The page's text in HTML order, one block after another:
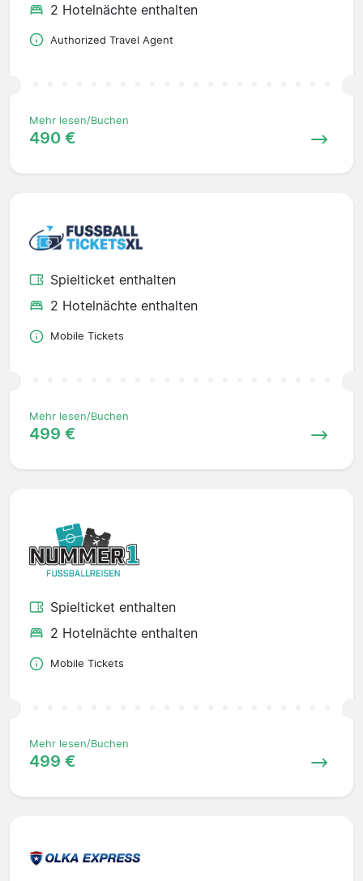
2 Hotelnächte enthalten
Authorized Travel Agent
Mehr lesen/Buchen
490 €
Spielticket enthalten
2 Hotelnächte enthalten
Mobile Tickets
Mehr lesen/Buchen
499 €
Spielticket enthalten
2 Hotelnächte enthalten
Mobile Tickets
Mehr lesen/Buchen
499 €